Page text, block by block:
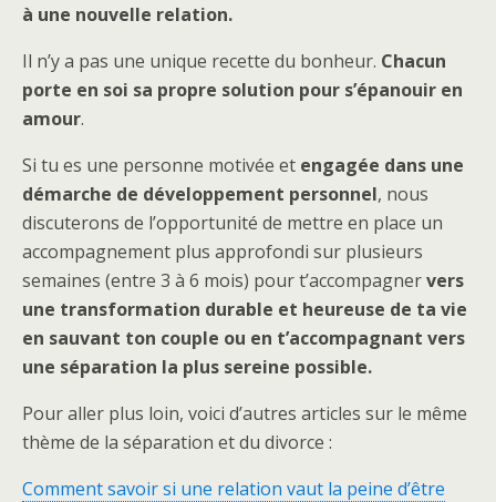
à une nouvelle relation.
Il n’y a pas une unique recette du bonheur. Chacun
porte en soi sa propre solution pour s’épanouir en
amour.
Si tu es une personne motivée et engagée dans une
démarche de développement personnel, nous
discuterons de l’opportunité de mettre en place un
accompagnement plus approfondi sur plusieurs
semaines (entre 3 à 6 mois) pour t’accompagnervers
une transformation durable et heureuse de ta vie
en sauvant ton couple ou en t’accompagnant vers
une séparation la plus sereine possible.
Pour aller plus loin, voici d’autres articles sur le même
thème de la séparation et du divorce :
Comment savoir si une relation vaut la peine d’être